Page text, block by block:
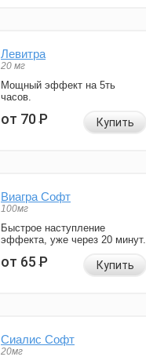
Левитра
20 мг
Мощный эффект на 5ть
часов.
от 70Р Купить
Виагра Софт
100мг
Быстрое наступление
эффекта, уже через 20 минут.
от 65Р Купить
Сиалис Софт
20мг